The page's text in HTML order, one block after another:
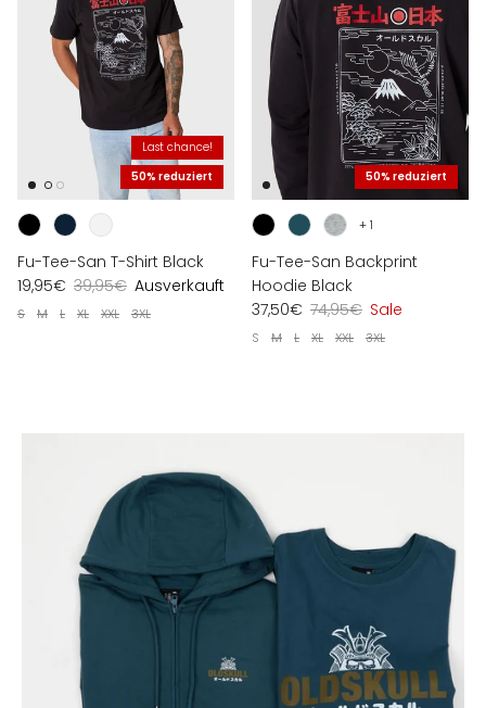
Last chance!
50% reduziert
Fu-Tee-San T-Shirt Black
19,95€ 39,95€ Ausverkauft
S M L XL XXL 3XL
50% reduziert
Fu-Tee-San Backprint
Hoodie Black
37,50€ 74,95€ Sale
+ 1
S M L XL XXL 3XL